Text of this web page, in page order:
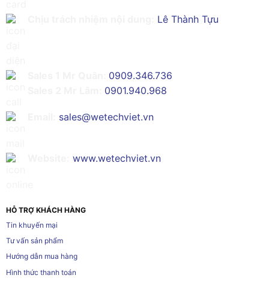
Lê Thành Tựu
0909.346.736
0901.940.968
sales@wetechviet.vn
www.wetechviet.vn
HỖ TRỢ KHÁCH HÀNG
Tin khuyến mại
Tư vấn sản phẩm
Hướng dẫn mua hàng
Hình thức thanh toán